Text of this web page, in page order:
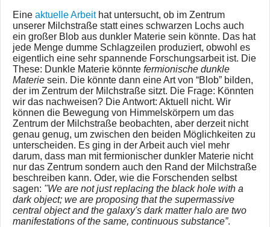
Eine aktuelle Arbeithat untersucht, ob im Zentrum
unserer Milchstraße statt eines schwarzen Lochs auch
ein großer Blob aus dunkler Materie sein könnte. Das hat
jede Menge dumme Schlagzeilen produziert, obwohl es
eigentlich eine sehr spannende Forschungsarbeit ist. Die
These: Dunkle Materie könnte fermionische dunkle
Materie sein. Die könnte dann eine Art von “Blob” bilden,
der im Zentrum der Milchstraße sitzt. Die Frage: Könnten
wir das nachweisen? Die Antwort: Aktuell nicht. Wir
können die Bewegung von Himmelskörpern um das
Zentrum der Milchstraße beobachten, aber derzeit nicht
genau genug, um zwischen den beiden Möglichkeiten zu
unterscheiden. Es ging in der Arbeit auch viel mehr
darum, dass man mit fermionischer dunkler Materie nicht
nur das Zentrum sondern auch den Rand der Milchstraße
beschreiben kann. Oder, wie die Forschenden selbst
sagen: "We are not just replacing the black hole with a
dark object; we are proposing that the supermassive
central object and the galaxy's dark matter halo are two
manifestations of the same, continuous substance”.